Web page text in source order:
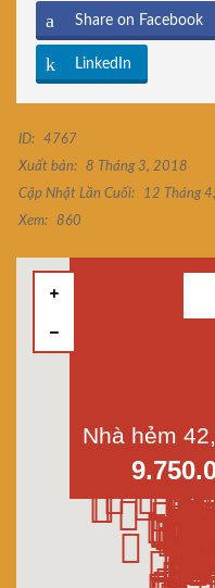
Share on Facebook
LinkedIn
ID:
4767
Xuất bản:
8 Tháng 3, 2018
Cập Nhật Lần Cuối:
12 Tháng
Xem:
860